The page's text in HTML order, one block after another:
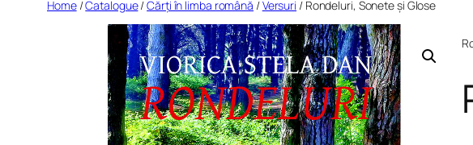
Home/Catalogue/Cărți în limba română /Versuri / Rondeluri, Sonete și Glose